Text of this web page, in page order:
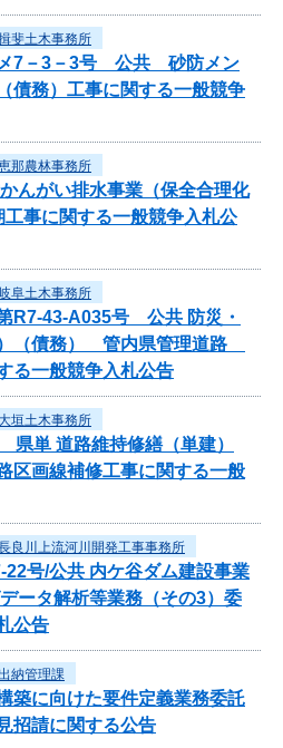
斐土木事務所
メ7－3－3号 公共 砂防メン
債務）工事に関する一般競争
那農林事務所
んがい排水事業（保全合理化
事に関する一般競争入札公
阜土木事務所
R7-43-A035号 公共 防災・
（債務） 管内県管理道路
る一般競争入札公告
大垣土木事務所
単 道路維持修繕（単建）
区画線補修工事に関する一般
良川上流河川開発工事事務所
22号/公共 内ケ谷ダム建設事業
ータ解析等業務（その3）委
公告
納管理課
築に向けた要件定義業務委託
招請に関する公告